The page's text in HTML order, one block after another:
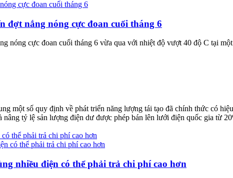
đợt nắng nóng cực đoan cuối tháng 6
nóng cực đoan cuối tháng 6 vừa qua với nhiệt độ vượt 40 độ C tại
một số quy định về phát triển năng lượng tái tạo đã chính thức có
tỷ lệ sản lượng điện dư được phép bán lên lưới điện quốc gia từ
thể phải trả chi phí cao hơn
nhiều điện có thể phải trả chi phí cao hơn